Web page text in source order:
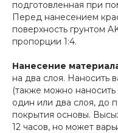
подготовленная при
Перед нанесением
поверхность грунтом
пропорции 1:4.
Нанесение
на два слоя. Наносить
(также можно наносить
один или два слоя, до
покрытия основы.
12 часов, но может